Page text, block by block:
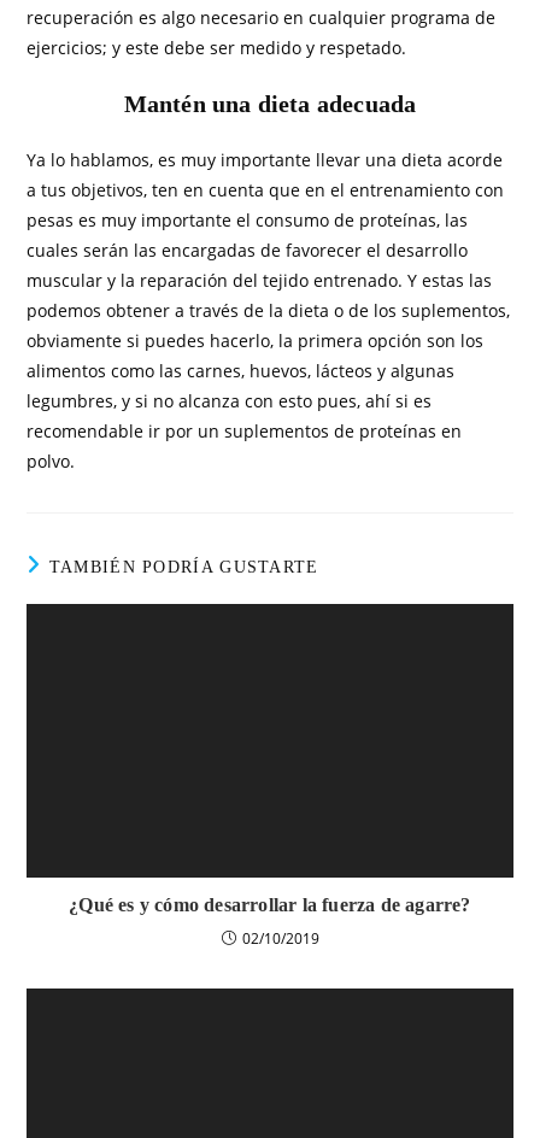
recuperación es algo necesario en cualquier programa de
ejercicios; y este debe ser medido y respetado.
Mantén una dieta adecuada
Ya lo hablamos, es muy importante llevar una dieta acorde
a tus objetivos, ten en cuenta que en el entrenamiento con
pesas es muy importante el consumo de proteínas, las
cuales serán las encargadas de favorecer el desarrollo
muscular y la reparación del tejido entrenado. Y estas las
podemos obtener a través de la dieta o de los suplementos,
obviamente si puedes hacerlo, la primera opción son los
alimentos como las carnes, huevos, lácteos y algunas
legumbres, y si no alcanza con esto pues, ahí si es
recomendable ir por un suplementos de proteínas en
polvo.
TAMBIÉN PODRÍA GUSTARTE
¿Qué es y cómo desarrollar la fuerza de agarre?
02/10/2019